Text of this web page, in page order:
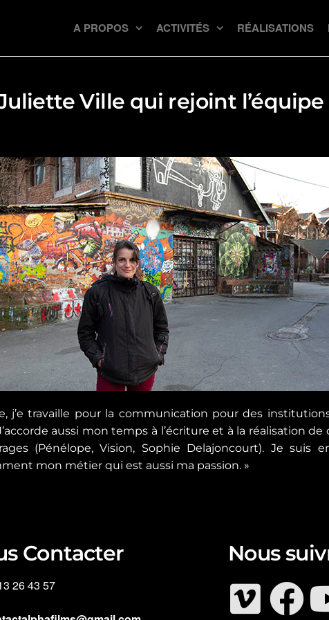
A PROPOS ACTIVITÉS RÉALISATIONS
Ville qui rejoint l’équipe
j’e travaille pour la communication pour des
aussi mon temps à l’écriture et à la réalisation
(Pénélope, Vision, Sophie Delajoncourt). Je suis
mon métier qui est aussi ma passion. »
Contacter
26 43 57
Nous